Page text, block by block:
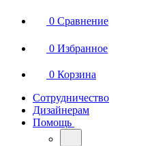
0 Сравнение
0 Избранное
0 Корзина
Сотрудничество
Дизайнерам
Помощь